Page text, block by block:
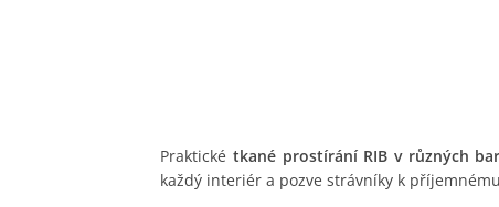
Praktickétkané prostírání RIB v různých
každý interiér a pozve strávníky k